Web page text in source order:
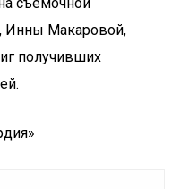
Инны Макаровой,
получивших